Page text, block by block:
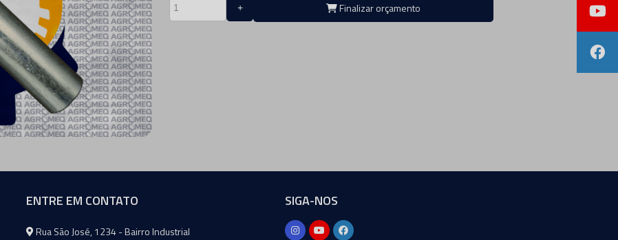
Finalizar orçamento
ENTRE EM CONTATO
Agromeq
Rua São José, 1234 - Bairro Industrial
SIGA-NOS